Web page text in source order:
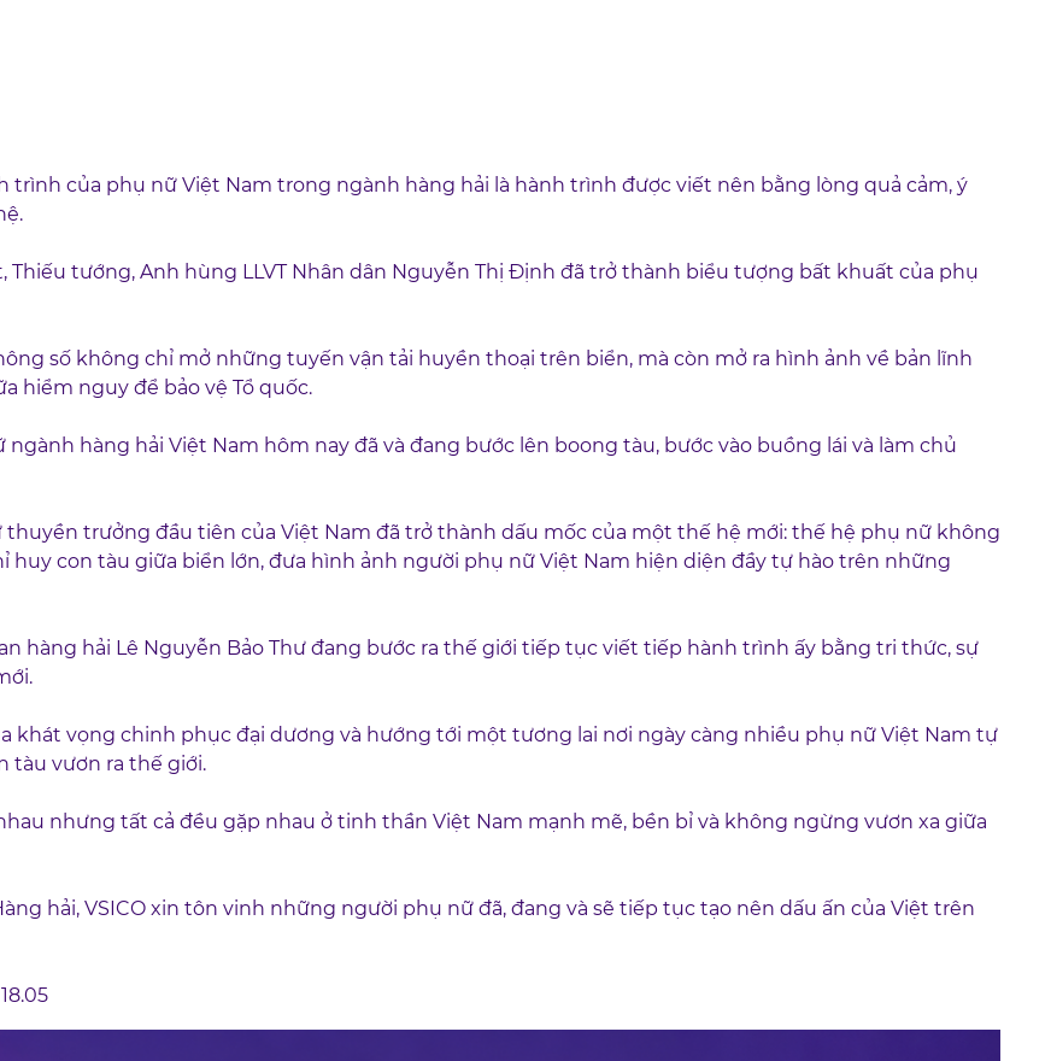
trình của phụ nữ Việt Nam trong ngành hàng hải là hành trình được viết nên bằng lòng quả cảm, ý
tướng, Anh hùng LLVT Nhân dân Nguyễn Thị Định đã trở thành biểu tượng bất khuất của phụ
số không chỉ mở những tuyến vận tải huyền thoại trên biển, mà còn mở ra hình ảnh về bản lĩnh
hiểm nguy để bảo vệ Tổ quốc.
hàng hải Việt Nam hôm nay đã và đang bước lên boong tàu, bước vào buồng lái và làm chủ
trưởng đầu tiên của Việt Nam đã trở thành dấu mốc của một thế hệ mới: thế hệ phụ nữ không
huy con tàu giữa biển lớn, đưa hình ảnh người phụ nữ Việt Nam hiện diện đầy tự hào trên những
hàng hải Lê Nguyễn Bảo Thư đang bước ra thế giới tiếp tục viết tiếp hành trình ấy bằng tri thức, sự
khát vọng chinh phục đại dương và hướng tới một tương lai nơi ngày càng nhiều phụ nữ Việt Nam tự
tàu vươn ra thế giới.
nhưng tất cả đều gặp nhau ở tinh thần Việt Nam mạnh mẽ, bền bỉ và không ngừng vươn xa giữa
hải, VSICO xin tôn vinh những người phụ nữ đã, đang và sẽ tiếp tục tạo nên dấu ấn của Việt trên